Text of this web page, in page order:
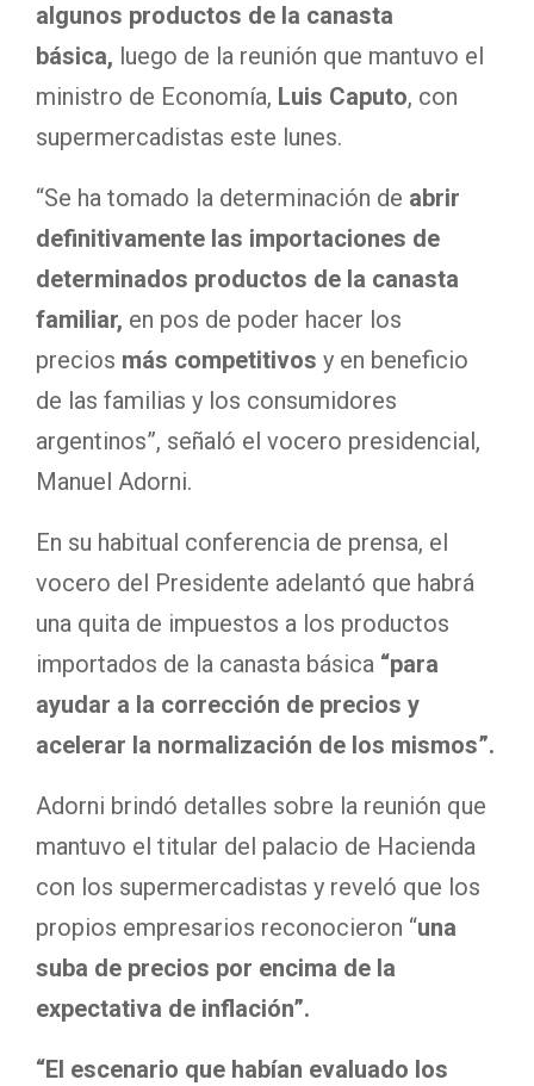
algunos productos de la canasta
básica, luego de la reunión que mantuvo el
ministro de Economía, Luis Caputo, con
supermercadistas este lunes.
“Se ha tomado la determinación de abrir
definitivamente las importaciones de
determinados productos de la canasta
familiar, en pos de poder hacer los
precios más competitivos y en beneficio
de las familias y los consumidores
argentinos”, señaló el vocero presidencial,
Manuel Adorni.
En su habitual conferencia de prensa, el
vocero del Presidente adelantó que habrá
una quita de impuestos a los productos
importados de la canasta básica “para
ayudar a la corrección de precios y
acelerar la normalización de los mismos”.
Adorni brindó detalles sobre la reunión que
mantuvo el titular del palacio de Hacienda
con los supermercadistas y reveló que los
propios empresarios reconocieron “una
suba de precios por encima de la
expectativa de inflación”.
“El escenario que habían evaluado los